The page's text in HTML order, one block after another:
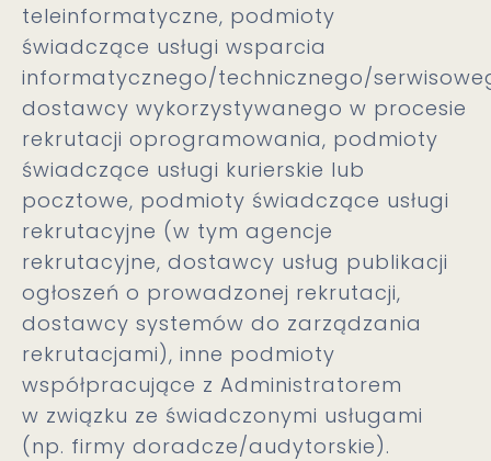
teleinformatyczne, podmioty
świadczące usługi wsparcia
informatycznego/technicznego/
dostawcy wykorzystywanego w procesie
rekrutacji oprogramowania, podmioty
świadczące usługi kurierskie lub
pocztowe, podmioty świadczące usługi
rekrutacyjne (w tym agencje
rekrutacyjne, dostawcy usług publikacji
ogłoszeń o prowadzonej rekrutacji,
dostawcy systemów do zarządzania
rekrutacjami), inne podmioty
współpracujące z Administratorem
w związku ze świadczonymi usługami
(np. firmy doradcze/audytorskie).